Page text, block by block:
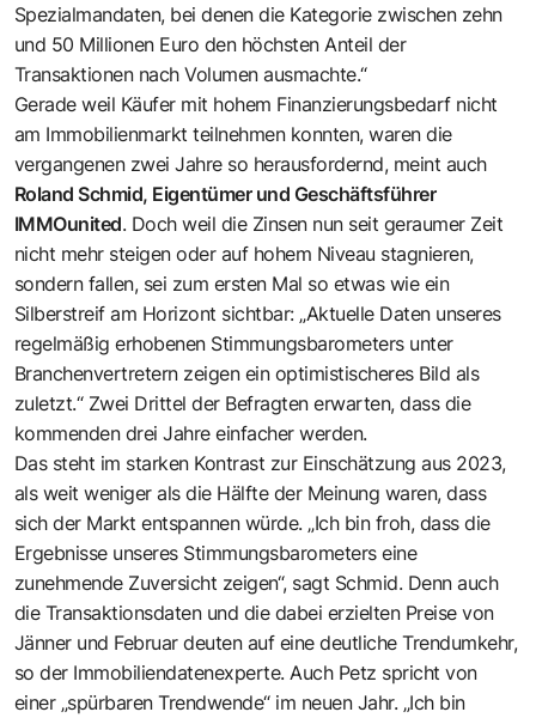
Spezialmandaten, bei denen die Kategorie zwischen zehn
und 50 Millionen Euro den höchsten Anteil der
Transaktionen nach Volumen ausmachte.“
Gerade weil Käufer mit hohem Finanzierungsbedarf nicht
am Immobilienmarkt teilnehmen konnten, waren die
vergangenen zwei Jahre so herausfordernd, meint auch
Roland Schmid, Eigentümer und Geschäftsführer
IMMOunited. Doch weil die Zinsen nun seit geraumer Zeit
nicht mehr steigen oder auf hohem Niveau stagnieren,
sondern fallen, sei zum ersten Mal so etwas wie ein
Silberstreif am Horizont sichtbar: „Aktuelle Daten unseres
regelmäßig erhobenen Stimmungsbarometers unter
Branchenvertretern zeigen ein optimistischeres Bild als
zuletzt.“ Zwei Drittel der Befragten erwarten, dass die
kommenden drei Jahre einfacher werden.
Das steht im starken Kontrast zur Einschätzung aus 2023,
als weit weniger als die Hälfte der Meinung waren, dass
sich der Markt entspannen würde. „Ich bin froh, dass die
Ergebnisse unseres Stimmungsbarometers eine
zunehmende Zuversicht zeigen“, sagt Schmid. Denn auch
die Transaktionsdaten und die dabei erzielten Preise von
Jänner und Februar deuten auf eine deutliche Trendumkehr,
so der Immobiliendatenexperte. Auch Petz spricht von
einer „spürbaren Trendwende“ im neuen Jahr. „Ich bin